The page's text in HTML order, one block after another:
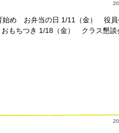
め お弁当の日 1/11（金） 役員
もちつき 1/18（金） クラス懇談